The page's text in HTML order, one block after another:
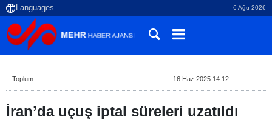
6 Ağu 2026
Toplum 16 Haz 2025 14:12
İran’da uçuş iptal süreleri uzatıldı